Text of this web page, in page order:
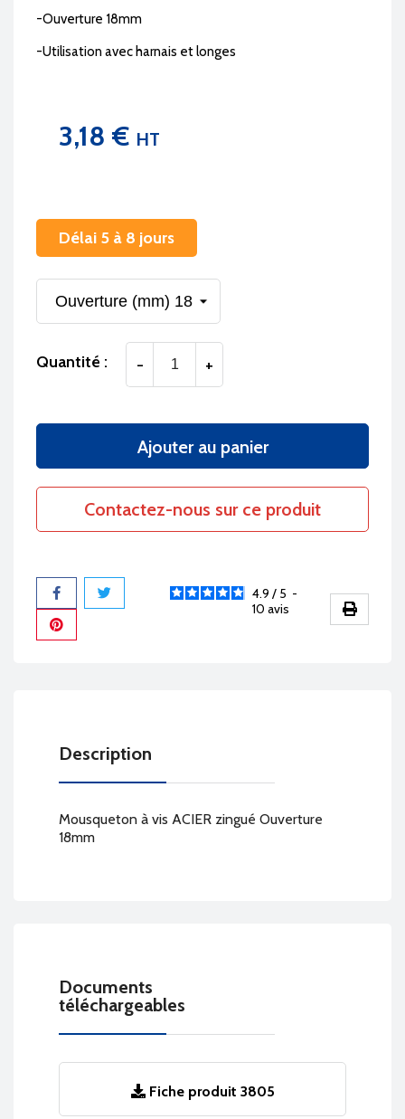
-Ouverture 18mm
-Utilisation avec harnais et longes
3,18 € HT
Délai 5 à 8 jours
Quantité : - +
Ajouter au panier
Contactez-nous sur ce produit
Partager
4.9 / 5 -
10 avis
Description
Mousqueton à vis ACIER zingué Ouverture
18mm
Documents
téléchargeables
Fiche produit 3805